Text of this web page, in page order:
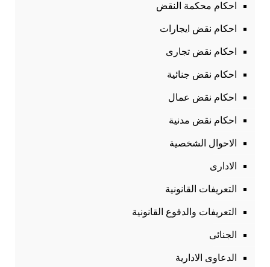
احكام محكمة النقض
احكام نقض ايجارات
احكام نقض تجارى
احكام نقض جنائية
احكام نقض عمال
احكام نقض مدنية
الاحوال الشخصية
الادارى
التعريفات القانونية
التعريفات والدفوع القانونية
الجنائى
الدعاوى الادارية